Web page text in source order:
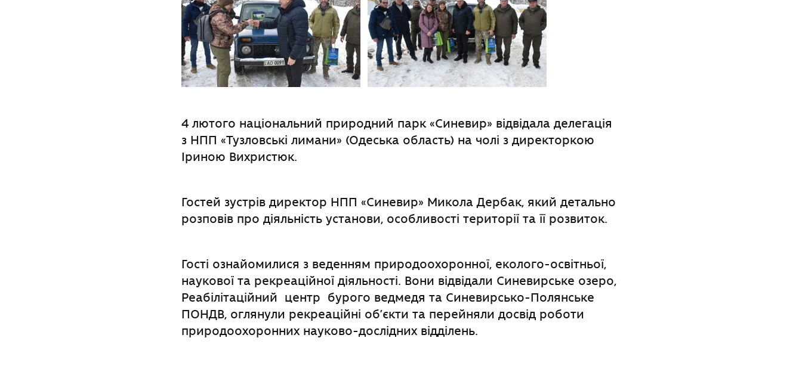
4 лютого національний природний парк «Синевир» відвідала делегація
з НПП «Тузловські лимани» (Одеська область) на чолі з директоркою
Іриною Вихристюк.
Гостей зустрів директор НПП «Синевир» Микола Дербак, який детально
розповів про діяльність установи, особливості території та її розвиток.
Гості ознайомилися з веденням природоохоронної, еколого-освітньої,
наукової та рекреаційної діяльності. Вони відвідали Синевирське озеро,
Реабілітаційний центр бурого ведмедя та Синевирсько-Полянське
ПОНДВ, оглянули рекреаційні об’єкти та перейняли досвід роботи
природоохоронних науково-дослідних відділень.